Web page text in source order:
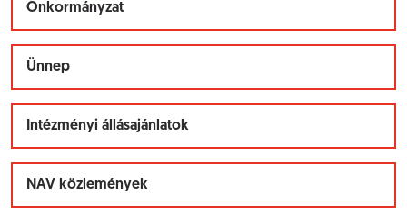
Önkormányzat
Ünnep
Intézményi állásajánlatok
NAV közlemények